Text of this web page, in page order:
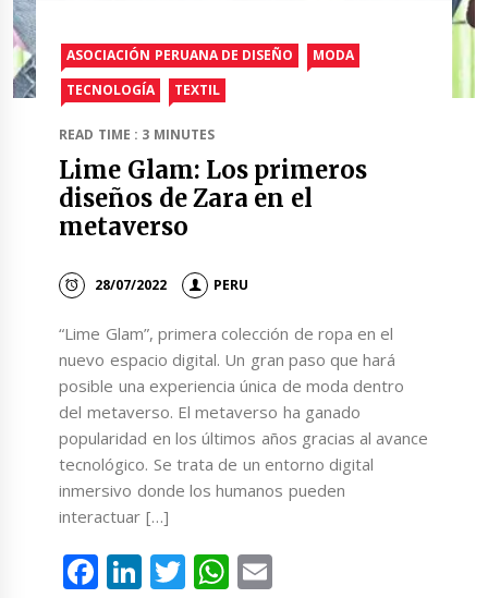
ASOCIACIÓN PERUANA DE DISEÑO
MODA
TECNOLOGÍA
TEXTIL
READ TIME : 3 MINUTES
Lime Glam: Los primeros
diseños de Zara en el
metaverso
28/07/2022 PERU
“Lime Glam”, primera colección de ropa en el
nuevo espacio digital. Un gran paso que hará
posible una experiencia única de moda dentro
del metaverso. El metaverso ha ganado
popularidad en los últimos años gracias al avance
tecnológico. Se trata de un entorno digital
inmersivo donde los humanos pueden
interactuar […]
Facebook
LinkedIn
TwitterWhatsApp